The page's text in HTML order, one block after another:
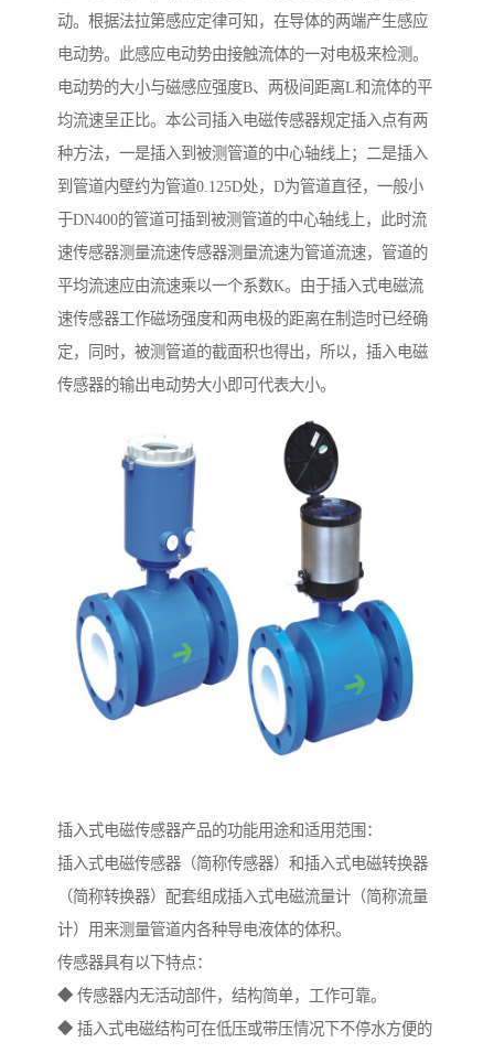
动。根据法拉第感应定律可知，在导体的两端产生感应
电动势。此感应电动势由接触流体的一对电极来检测。
电动势的大小与磁感应强度B、两极间距离L和流体的平
均流速呈正比。本公司插入电磁传感器规定插入点有两
种方法，一是插入到被测管道的中心轴线上；二是插入
到管道内壁约为管道0.125D处，D为管道直径，一般小
于DN400的管道可插到被测管道的中心轴线上，此时流
速传感器测量流速传感器测量流速为管道流速，管道的
平均流速应由流速乘以一个系数K。由于插入式电磁流
速传感器工作磁场强度和两电极的距离在制造时已经确
定，同时，被测管道的截面积也得出，所以，插入电磁
传感器的输出电动势大小即可代表大小。
插入式电磁传感器产品的功能用途和适用范围：
插入式电磁传感器（简称传感器）和插入式电磁转换器
（简称转换器）配套组成插入式电磁流量计（简称流量
计）用来测量管道内各种导电液体的体积。
传感器具有以下特点：
◆ 传感器内无活动部件，结构简单，工作可靠。
◆ 插入式电磁结构可在低压或带压情况下不停水方便的